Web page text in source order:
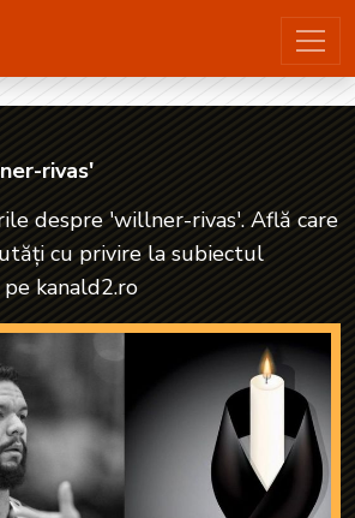
kanald2.ro
rivas'
despre 'willner-rivas'. Află care
cu privire la subiectul
kanald2.ro